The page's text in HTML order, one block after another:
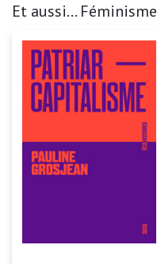
Et aussi... Féminisme